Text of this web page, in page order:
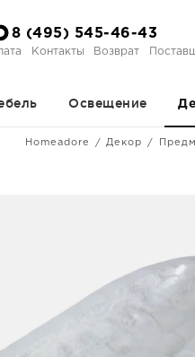
8 (495) 545-46-43
Контакты Возврат
Освещение
Homeadore Декор